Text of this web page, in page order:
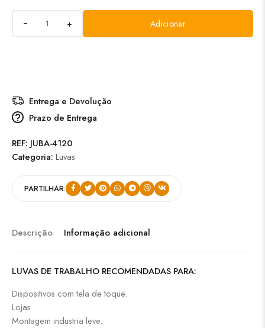
+ Adicionar
Entrega e Devolução
Prazo de Entrega
REF: JUBA-4120
Categoria: Luvas
PARTILHAR:
Descrição Informação adicional
LUVAS DE TRABALHO RECOMENDADAS PARA:
Dispositivos com tela de toque.
Lojas.
Montagem industria leve.